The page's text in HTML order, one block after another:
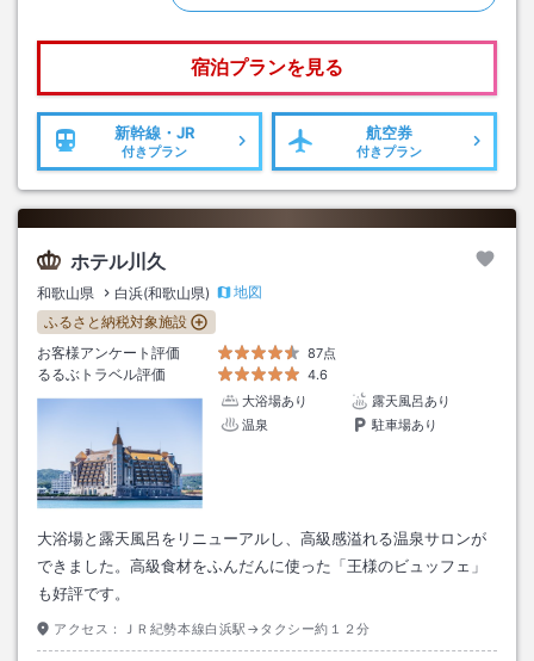
宿泊プランを見る
新幹線・JR
付きプラン
航空券
付きプラン
ホテル川久
和歌山県 白浜(和歌山県)
地図
ふるさと納税対象施設
お客様アンケート評価
87点
るるぶトラベル評価
4.6
大浴場あり
露天風呂あり
温泉
駐車場あり
大浴場と露天風呂をリニューアルし、高級感溢れる温泉サロンが
できました。高級食材をふんだんに使った「王様のビュッフェ」
も好評です。
アクセス： ＪＲ紀勢本線白浜駅→タクシー約１２分